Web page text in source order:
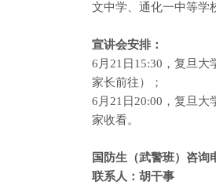
文中学、通化一中等学
宣讲会安排：
6 月 21 日 15:30 ，复旦大
家长前往）；
6 月 21 日 20:00 ，复旦
家收看。
国防生（武警班）咨询
联系人：胡干事